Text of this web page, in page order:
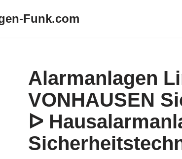
Funk.com
Alarmanlagen
VONHAUSEN
ᐅ